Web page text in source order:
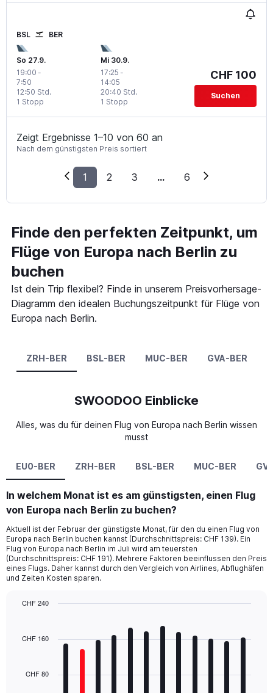
BSL BER
So 27.9.
19:00 -
7:50
1 Stopp
12:50 Std.
Mi 30.9.
17:25 -
14:05
1 Stopp
20:40 Std.
CHF 100
Suchen
Zeigt Ergebnisse 1–10 von 60 an
Nach dem günstigsten Preis sortiert
1 2 3 ... 6
Finde den perfekten Zeitpunkt, um
Flüge von Europa nach Berlin zu
buchen
Ist dein Trip flexibel? Finde in unserem Preisvorhersage-
Diagramm den idealen Buchungszeitpunkt für Flüge von
Europa nach Berlin.
ZRH-BER BSL-BER MUC-BER GVA-BER
SWOODOO Einblicke
Alles, was du für deinen Flug von Europa nach Berlin wissen
musst
EU0-BER ZRH-BER BSL-BER MUC-BER
In welchem Monat ist es am günstigsten, einen Flug
von Europa nach Berlin zu buchen?
Aktuell ist der Februar der günstigste Monat, für den du einen Flug von
Europa nach Berlin buchen kannst (Durchschnittspreis: CHF 139). Ein
Flug von Europa nach Berlin im Juli wird am teuersten
(Durchschnittspreis: CHF 191). Mehrere Faktoren beeinflussen den Preis
eines Flugs. Daher kannst durch den Vergleich von Airlines, Abflughäfen
und Zeiten Kosten sparen.
with
TheCHF 80
CHF 160
CHF 240